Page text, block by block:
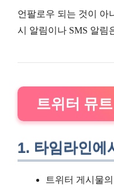
언팔로우 되는 것이 아
시 알림이나 SMS 알림
트위터 뮤
1. 타임라인에
트위터 게시물